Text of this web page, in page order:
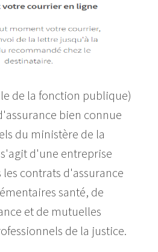
de la fonction publique)
bien connue
du ministère de la
d'une entreprise
contrats d'assurance
santé, de
et de mutuelles
de la justice.